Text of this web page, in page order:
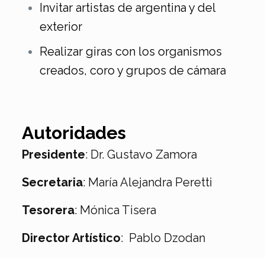
Invitar artistas de argentina y del
exterior
Realizar giras con los organismos
creados, coro y grupos de cámara
Autoridades
Presidente: Dr. Gustavo Zamora
Secretaria: María Alejandra Peretti
Tesorera: Mónica Tisera
Director Artístico: Pablo Dzodan